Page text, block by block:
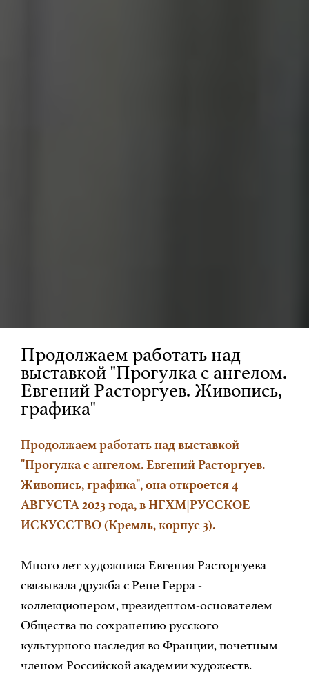
Продолжаем работать над
выставкой "Прогулка с ангелом.
Евгений Расторгуев. Живопись,
графика"
Продолжаем работать над выставкой
"Прогулка с ангелом. Евгений Расторгуев.
Живопись, графика", она откроется 4
АВГУСТА 2023 года, в НГХМ|РУССКОЕ
ИСКУССТВО (Кремль, корпус 3).
Много лет художника Евгения Расторгуева
связывала дружба с Рене Герра -
коллекционером, президентом-основателем
Общества по сохранению русского
культурного наследия во Франции, почетным
членом Российской академии художеств.